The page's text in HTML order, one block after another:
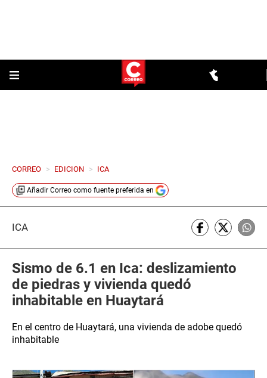
CORREO > EDICION > ICA
Añadir Correo como fuente preferida en
ICA
Sismo de 6.1 en Ica: deslizamiento
de piedras y vivienda quedó
inhabitable en Huaytará
En el centro de Huaytará, una vivienda de adobe quedó
inhabitable